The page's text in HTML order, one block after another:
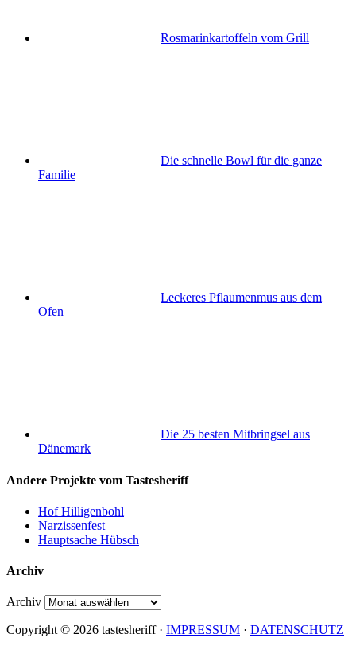
Rosmarinkartoffeln vom Grill
Die schnelle Bowl für die ganze
Familie
Leckeres Pflaumenmus aus dem
Ofen
Die 25 besten Mitbringsel aus
Dänemark
Andere Projekte vom Tastesheriff
Hof Hilligenbohl
Narzissenfest
Hauptsache Hübsch
Archiv
Archiv
Copyright © 2026 tastesheriff · IMPRESSUM · DATENSCHUTZ